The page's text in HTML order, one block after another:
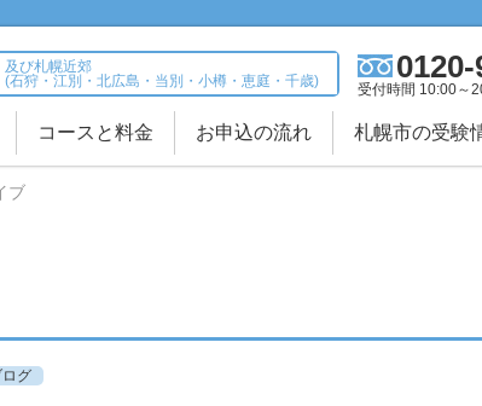
及び札幌近郊
(石狩・江別・北広島・当別・小樽・恵庭・千歳)
受付時間 10:00～
コースと料金 お申込の流れ 札幌市の受験
ブ
グ